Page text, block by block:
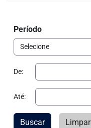
Período
De:
Até:
Buscar Limpar